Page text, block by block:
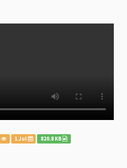
1 Jul 820.8 KB